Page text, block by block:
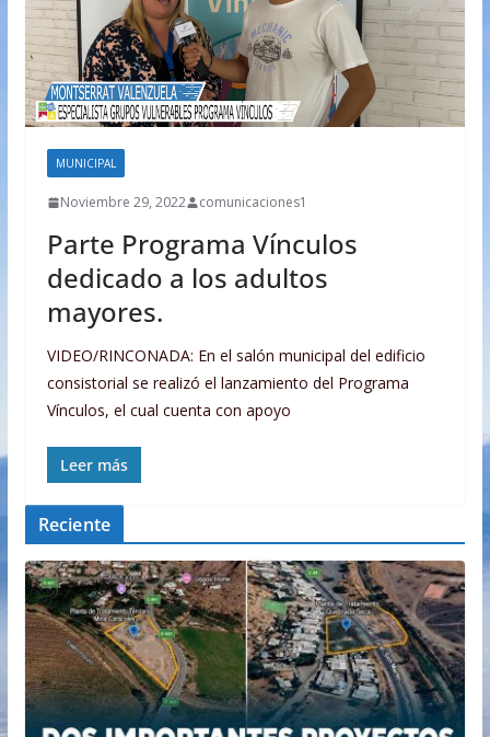
MUNICIPAL
Noviembre 29, 2022 comunicaciones1
Parte Programa Vínculos
dedicado a los adultos
mayores.
VIDEO/RINCONADA: En el salón municipal del edificio
consistorial se realizó el lanzamiento del Programa
Vínculos, el cual cuenta con apoyo
Leer más
Reciente